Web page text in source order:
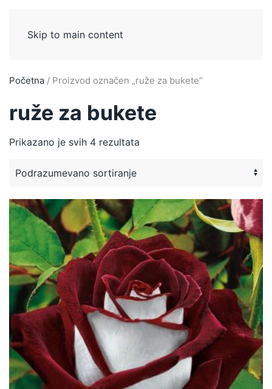
Skip to main content
Početna / Proizvod označen „ruže za bukete“
ruže za bukete
Prikazano je svih 4 rezultata